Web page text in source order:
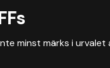
minst märks i urvalet